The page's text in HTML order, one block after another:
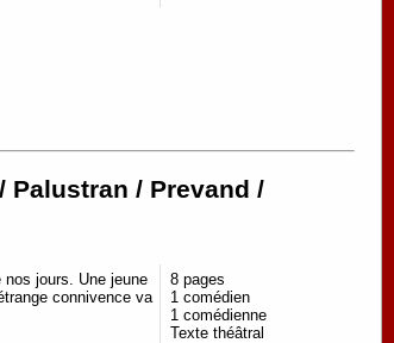
Palustran / Prevand /
nos jours. Une jeune
connivence va
8 pages
1 comédien
1 comédienne
Texte théâtral